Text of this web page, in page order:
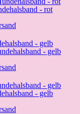
- rot
- gelb
- gelb